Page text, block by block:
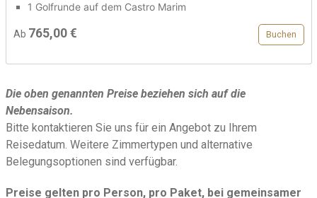
1 Golfrunde auf dem Castro Marim
Ab 765,00 € Buchen
Die oben genannten Preise beziehen sich auf die
Nebensaison.
Bitte kontaktieren Sie uns für ein Angebot zu Ihrem
Reisedatum. Weitere Zimmertypen und alternative
Belegungsoptionen sind verfügbar.
Preise gelten pro Person, pro Paket, bei gemeinsamer